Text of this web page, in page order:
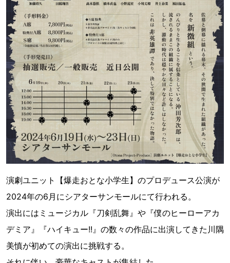
演劇ユニット【爆走おとな小学生】のプロデュース公演が
2024年の6月にシアターサンモールにて行われる。
演出にはミュージカル『刀剣乱舞』や『僕のヒーローアカ
デミア』『ハイキュー!!』の数々の作品に出演してきた川隅
美慎が初めての演出に挑戦する。